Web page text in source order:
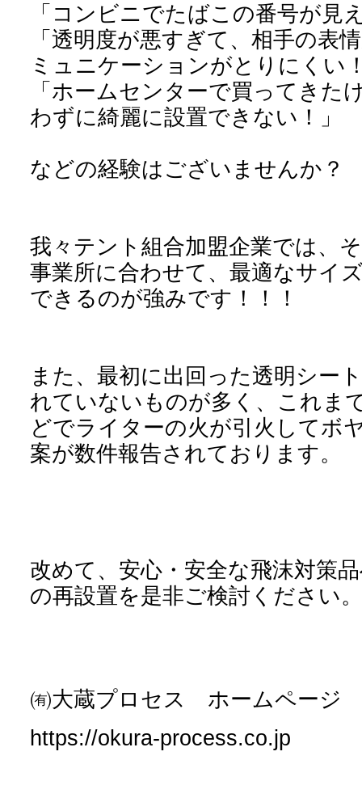
「コンビニでたばこの番号が見
「透明度が悪すぎて、相手の表
ミュニケーションがとりにくい
「ホームセンターで買ってきた
わずに綺麗に設置できない！」
などの経験はございませんか？
我々テント組合加盟企業では、
事業所に合わせて、最適なサイ
できるのが強みです！！！
また、最初に出回った透明シー
れていないものが多く、これま
どでライターの火が引火してボ
案が数件報告されております。
改めて、安心・安全な飛沫対策
の再設置を是非ご検討ください。
㈲大蔵プロセス ホームページ
https://okura-process.co.jp